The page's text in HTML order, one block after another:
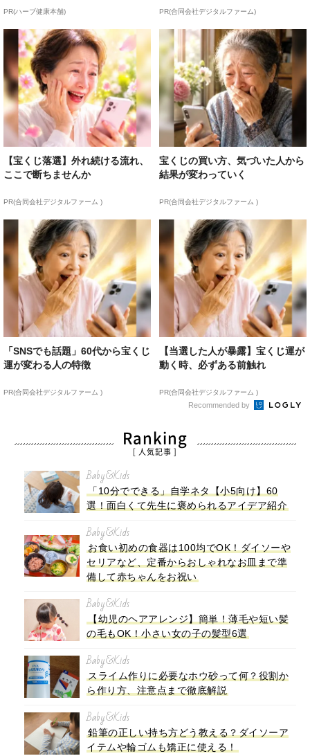
PR(ハーブ健康本舗) PR(合同会社デジタルファーム)
【宝くじ落選】外れ続ける流れ、
ここで断ちませんか
PR(合同会社デジタルファーム )
宝くじの買い方、気づいた人から
結果が変わっていく
PR(合同会社デジタルファーム )
「SNSでも話題」60代から宝くじ
運が変わる人の特徴
PR(合同会社デジタルファーム )
【当選した人が暴露】宝くじ運が
動く時、必ずある前触れ
PR(合同会社デジタルファーム )
Recommended by
Ranking
[ 人気記事 ]
Baby&Kids
「10分でできる」自学ネタ【小5向け】60
選！面白くて先生に褒められるアイデア紹介
Baby&Kids
お食い初めの食器は100均でOK！ダイソーや
セリアなど、定番からおしゃれなお皿まで準
備して赤ちゃんをお祝い
Baby&Kids
【幼児のヘアアレンジ】簡単！薄毛や短い髪
の毛もOK！小さい女の子の髪型6選
Baby&Kids
スライム作りに必要なホウ砂って何？役割か
ら作り方、注意点まで徹底解説
Baby&Kids
鉛筆の正しい持ち方どう教える？ダイソーア
イテムや輪ゴムも矯正に使える！